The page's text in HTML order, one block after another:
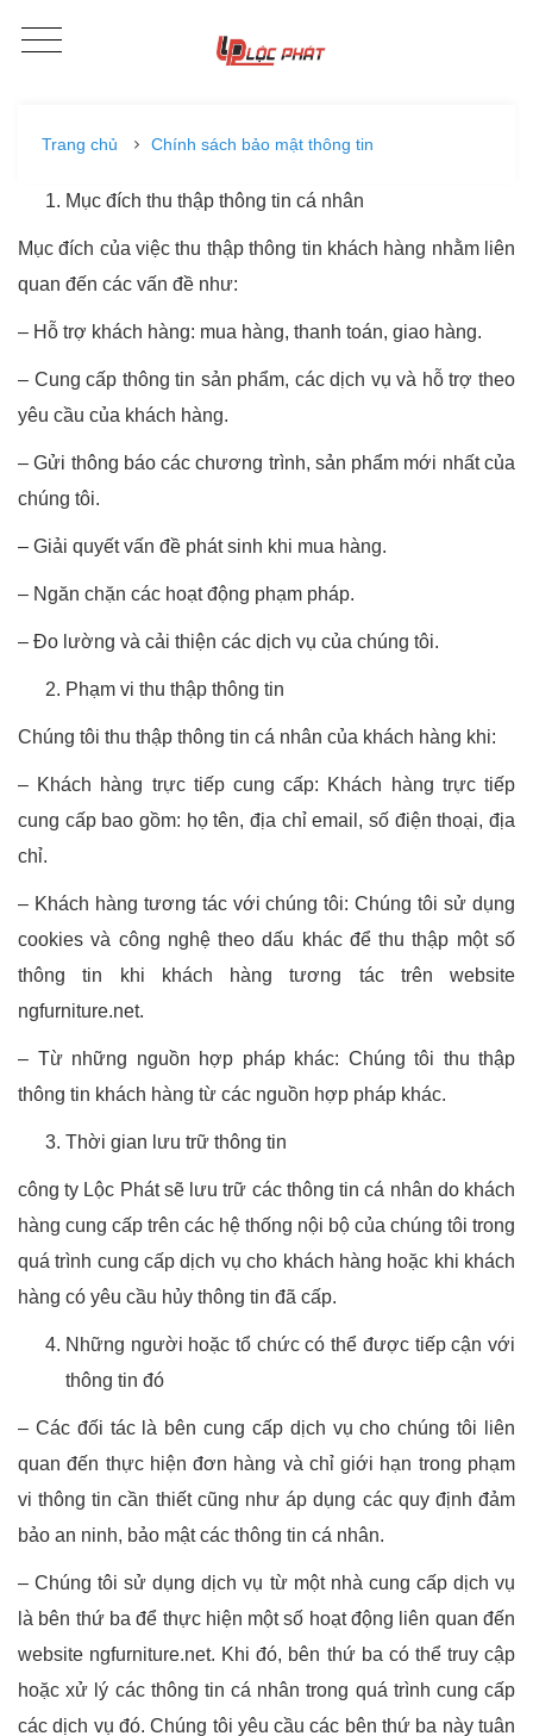
Trang chủ Chính sách bảo mật thông tin
Mục đích thu thập thông tin cá nhân
Mục đích của việc thu thập thông tin khách hàng nhằm liên
quan đến các vấn đề như:
– Hỗ trợ khách hàng: mua hàng, thanh toán, giao hàng.
– Cung cấp thông tin sản phẩm, các dịch vụ và hỗ trợ theo
yêu cầu của khách hàng.
– Gửi thông báo các chương trình, sản phẩm mới nhất của
chúng tôi.
– Giải quyết vấn đề phát sinh khi mua hàng.
– Ngăn chặn các hoạt động phạm pháp.
– Đo lường và cải thiện các dịch vụ của chúng tôi.
Phạm vi thu thập thông tin
Chúng tôi thu thập thông tin cá nhân của khách hàng khi:
– Khách hàng trực tiếp cung cấp: Khách hàng trực tiếp
cung cấp bao gồm: họ tên, địa chỉ email, số điện thoại, địa
chỉ.
– Khách hàng tương tác với chúng tôi: Chúng tôi sử dụng
cookies và công nghệ theo dấu khác để thu thập một số
thông tin khi khách hàng tương tác trên website
ngfurniture.net.
– Từ những nguồn hợp pháp khác: Chúng tôi thu thập
thông tin khách hàng từ các nguồn hợp pháp khác.
Thời gian lưu trữ thông tin
công ty Lộc Phát sẽ lưu trữ các thông tin cá nhân do khách
hàng cung cấp trên các hệ thống nội bộ của chúng tôi trong
quá trình cung cấp dịch vụ cho khách hàng hoặc khi khách
hàng có yêu cầu hủy thông tin đã cấp.
Những người hoặc tổ chức có thể được tiếp cận với
thông tin đó
– Các đối tác là bên cung cấp dịch vụ cho chúng tôi liên
quan đến thực hiện đơn hàng và chỉ giới hạn trong phạm
vi thông tin cần thiết cũng như áp dụng các quy định đảm
bảo an ninh, bảo mật các thông tin cá nhân.
– Chúng tôi sử dụng dịch vụ từ một nhà cung cấp dịch vụ
là bên thứ ba để thực hiện một số hoạt động liên quan đến
website ngfurniture.net. Khi đó, bên thứ ba có thể truy cập
hoặc xử lý các thông tin cá nhân trong quá trình cung cấp
các dịch vụ đó. Chúng tôi yêu cầu các bên thứ ba này tuân